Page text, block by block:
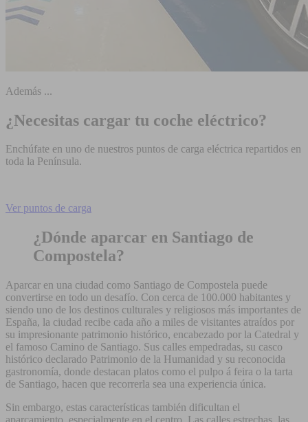
Además ...
¿Necesitas cargar tu coche eléctrico?
Enchúfate en uno de nuestros puntos de carga eléctrica repartidos en
toda la Península.
Ver puntos de carga
¿Dónde aparcar en Santiago de
Compostela?
Aparcar en una ciudad como Santiago de Compostela puede
convertirse en todo un desafío. Con cerca de 100.000 habitantes y
siendo uno de los destinos culturales y religiosos más importantes de
España, la ciudad recibe cada año a miles de visitantes atraídos por
su impresionante patrimonio histórico, encabezado por la Catedral y
el famoso Camino de Santiago. Sus calles empedradas, su casco
histórico declarado Patrimonio de la Humanidad y su reconocida
gastronomía, donde destacan platos como el pulpo á feira o la tarta
de Santiago, hacen que recorrerla sea una experiencia única.
Sin embargo, estas características también dificultan el